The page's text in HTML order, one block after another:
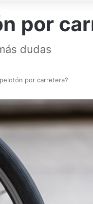
por
dudas
por carretera?